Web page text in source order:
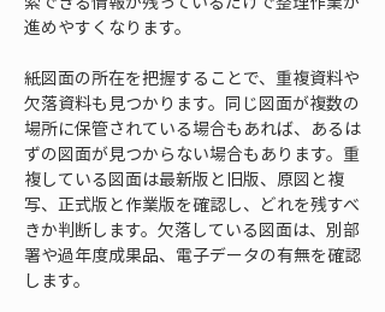
進めやすくなります。
紙図面の所在を把握することで、重複資料や
欠落資料も見つかります。同じ図面が複数の
場所に保管されている場合もあれば、あるは
ずの図面が見つからない場合もあります。重
複している図面は最新版と旧版、原図と複
写、正式版と作業版を確認し、どれを残すべ
きか判断します。欠落している図面は、別部
署や過年度成果品、電子データの有無を確認
します。